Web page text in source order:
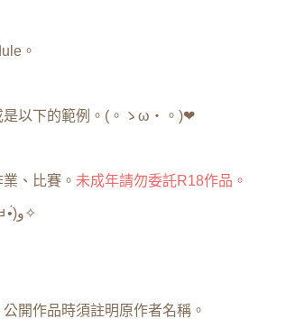
。
是以下的範例。(。ゝω・。)❤
、比賽。 未成年請勿委託R18作品。
原創、二創皆可以委託(๑•̀ㅂ•́)و✧
開作品時須註明原作者名稱。